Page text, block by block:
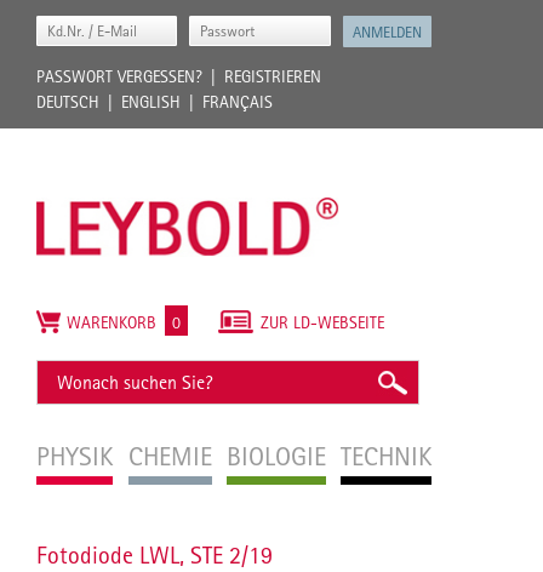
PASSWORT VERGESSEN?
REGISTRIEREN
DEUTSCH
ENGLISH FRANÇAIS
PHYSIK CHEMIE BIOLOGIE TECHNIK
ZUR LD-WEBSEITE
WARENKORB 0
Fotodiode LWL, STE 2/19